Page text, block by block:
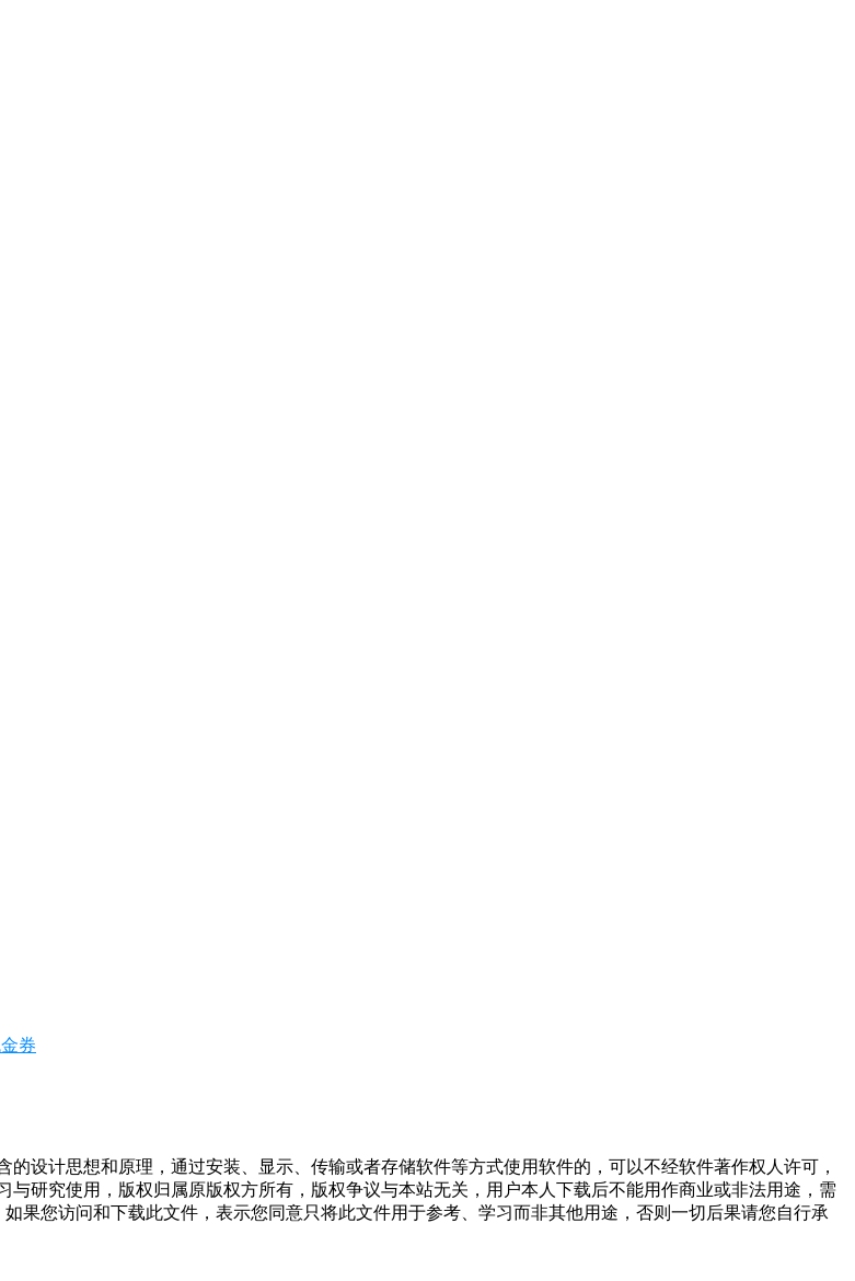
券
设计思想和原理，通过安装、显示、传输或者存储软件等方式使用软件的，可以不经软件著作权人许可，
研究使用，版权归属原版权方所有，版权争议与本站无关，用户本人下载后不能用作商业或非法用途，需
果您访问和下载此文件，表示您同意只将此文件用于参考、学习而非其他用途，否则一切后果请您自行承